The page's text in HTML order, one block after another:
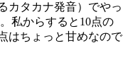
カタカナ発音）でやっ
私からすると10点の
はちょっと甘めなので